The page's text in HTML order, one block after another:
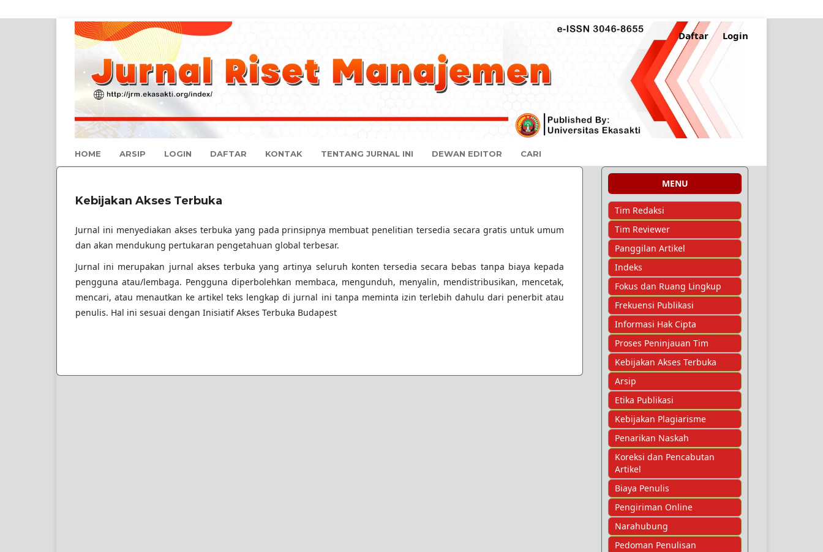
HOME ARSIP LOGIN DAFTAR KONTAK TENTANG JURNAL INI DEWAN EDITOR CARI
Daftar Login
Kebijakan Akses Terbuka
Jurnal ini menyediakan akses terbuka yang pada prinsipnya membuat penelitian tersedia secara gratis untuk umum
dan akan mendukung pertukaran pengetahuan global terbesar.
Jurnal ini merupakan jurnal akses terbuka yang artinya seluruh konten tersedia secara bebas tanpa biaya kepada
pengguna atau/lembaga. Pengguna diperbolehkan membaca, mengunduh, menyalin, mendistribusikan, mencetak,
mencari, atau menautkan ke artikel teks lengkap di jurnal ini tanpa meminta izin terlebih dahulu dari penerbit atau
penulis. Hal ini sesuai dengan Inisiatif Akses Terbuka Budapest
MENU
Tim Redaksi
Tim Reviewer
Panggilan Artikel
Indeks
Fokus dan Ruang Lingkup
Frekuensi Publikasi
Informasi Hak Cipta
Proses Peninjauan Tim
Kebijakan Akses Terbuka
Arsip
Etika Publikasi
Kebijakan Plagiarisme
Penarikan Naskah
Koreksi dan Pencabutan
Artikel
Biaya Penulis
Pengiriman Online
Narahubung
Pedoman Penulisan